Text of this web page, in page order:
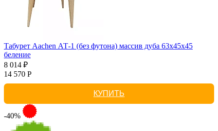
Табурет Aachen АТ-1 (без футона) массив дуба 63х45х45
беление
8 014 ₽
14 570 Р
КУПИТЬ
-40%